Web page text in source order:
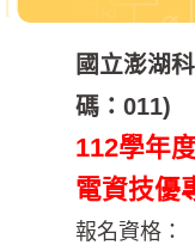
國立澎湖
碼：011)
112學年
電資技優
報名資格：